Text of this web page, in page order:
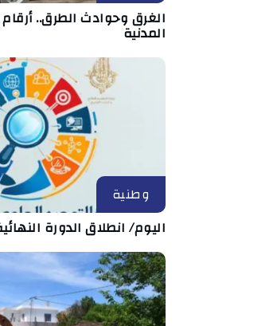
الغرق وحوادث الطرق..
المدنية
وطنية
اليوم/ انطلاق الدورة